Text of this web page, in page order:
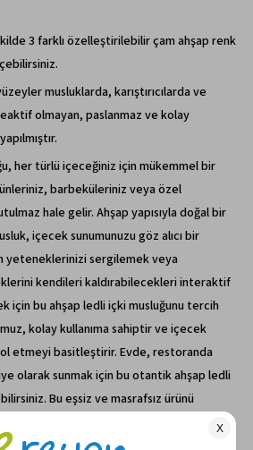
3 farklı özelleştirilebilir çam ahşap renk
musluklarda, karıştırıcılarda ve
olmayan, paslanmaz ve kolay
her türlü içeceğiniz için mükemmel bir
barbeküleriniz veya özel
hale gelir. Ahşap yapısıyla doğal bir
içecek sunumunuzu göz alıcı bir
yeteneklerinizi sergilemek veya
kendileri kaldırabilecekleri interaktif
için bu ahşap ledli içki musluğunu tercih
kolay kullanıma sahiptir ve içecek
etmeyi basitleştirir. Evde, restoranda
olarak sunmak için bu otantik ahşap ledli
Bu eşsiz ve masrafsız ürünü
onları mutlu edebilirsiniz. Artık
sunmak yerine, bu göz alıcı içki